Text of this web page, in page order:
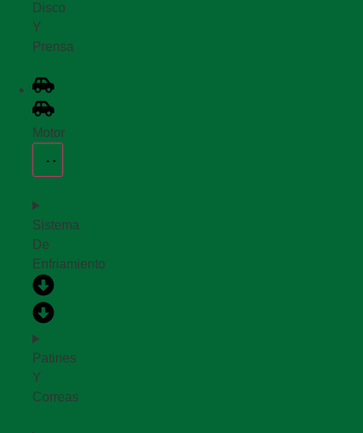
Disco
Y
Prensa
Motor
Sistema
De
Enfriamiento
Patines
Y
Correas